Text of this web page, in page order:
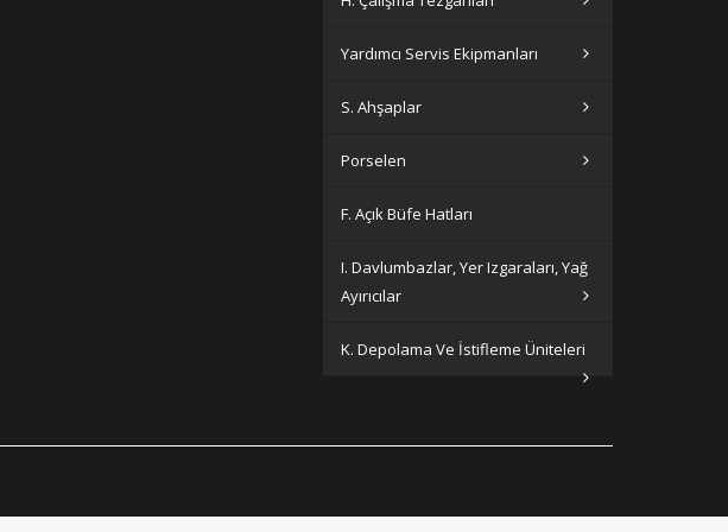
Yardımcı Servis Ekipmanları
S. Ahşaplar
Porselen
F. Açık Büfe Hatları
I. Davlumbazlar, Yer Izgaraları, Yağ
Ayırıcılar
K. Depolama Ve İstifleme Üniteleri